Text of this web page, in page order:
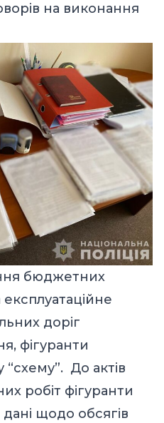
на виконання
бюджетних
доріг
фігуранти
До актів
робіт фігуранти
щодо обсягів